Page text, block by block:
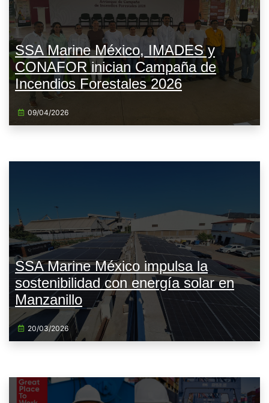
SSA Marine México, IMADES y
CONAFOR inician Campaña de
Incendios Forestales 2026
09/04/2026
SSA Marine México impulsa la
sostenibilidad con energía solar en
Manzanillo
20/03/2026